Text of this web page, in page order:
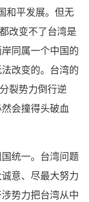
和平发展。但无
改变不了台湾是
同属一个中国的
改变的。台湾的
裂势力倒行逆
会撞得头破血
统一。台湾问题
意、尽最大努力
势力把台湾从中